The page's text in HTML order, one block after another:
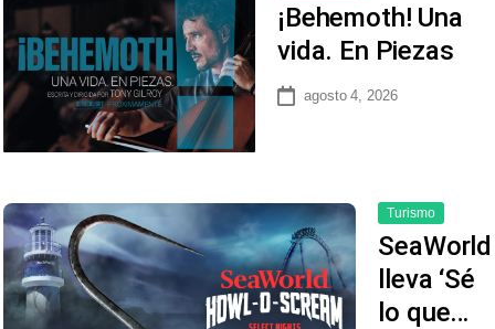
¡Behemoth! Una
vida. En Piezas
agosto 4, 2026
Turismo
SeaWorld
lleva ‘Sé
lo que…